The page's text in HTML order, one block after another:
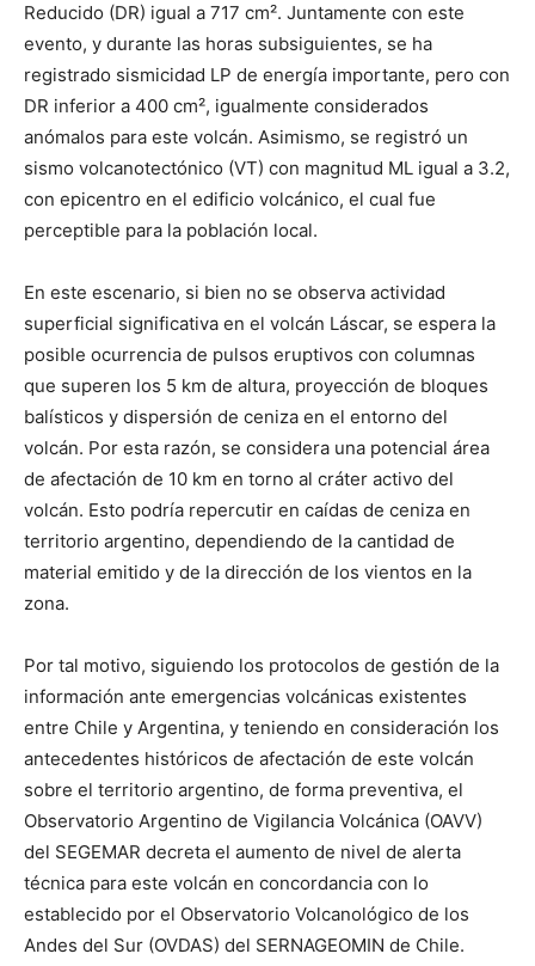
Reducido (DR) igual a 717 cm². Juntamente con este
evento, y durante las horas subsiguientes, se ha
registrado sismicidad LP de energía importante, pero con
DR inferior a 400 cm², igualmente considerados
anómalos para este volcán. Asimismo, se registró un
sismo volcanotectónico (VT) con magnitud ML igual a 3.2,
con epicentro en el edificio volcánico, el cual fue
perceptible para la población local.
En este escenario, si bien no se observa actividad
superficial significativa en el volcán Láscar, se espera la
posible ocurrencia de pulsos eruptivos con columnas
que superen los 5 km de altura, proyección de bloques
balísticos y dispersión de ceniza en el entorno del
volcán. Por esta razón, se considera una potencial área
de afectación de 10 km en torno al cráter activo del
volcán. Esto podría repercutir en caídas de ceniza en
territorio argentino, dependiendo de la cantidad de
material emitido y de la dirección de los vientos en la
zona.
Por tal motivo, siguiendo los protocolos de gestión de la
información ante emergencias volcánicas existentes
entre Chile y Argentina, y teniendo en consideración los
antecedentes históricos de afectación de este volcán
sobre el territorio argentino, de forma preventiva, el
Observatorio Argentino de Vigilancia Volcánica (OAVV)
del SEGEMAR decreta el aumento de nivel de alerta
técnica para este volcán en concordancia con lo
establecido por el Observatorio Volcanológico de los
Andes del Sur (OVDAS) del SERNAGEOMIN de Chile.